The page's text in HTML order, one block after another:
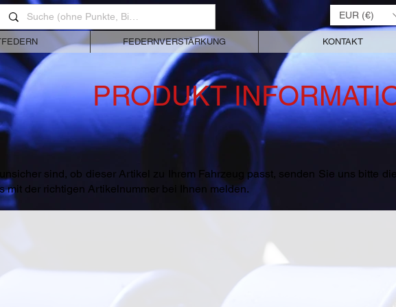
EUR (€)
FEDERNVERSTÄRKUNG KONTAKT
PRODUKT
sind, ob dieser Artikel zu Ihrem Fahrzeug passt, senden Sie uns bitte
mit der richtigen Artikelnummer bei Ihnen melden.